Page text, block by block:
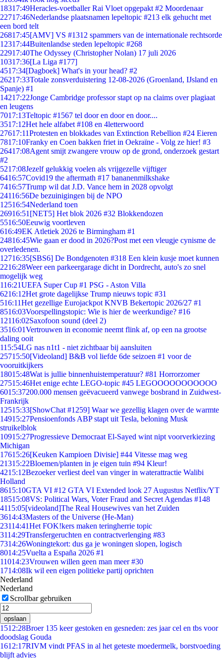
18317:49Heracles-voetballer Rai Vloet opgepakt #2 Moordenaar
22717:46Nederlandse plaatsnamen lepeltopic #213 elk gehucht met
een bord telt
26817:45[AMV] VS #1312 spammers van de internationale rechtsorde
12317:44Buitenlandse steden lepeltopic #268
22917:40The Odyssey (Christopher Nolan) 17 juli 2026
10317:36[La Liga #177]
4517:34[Dagboek] What's in your head? #2
26217:33Totale zonsverduistering 12-08-2026 (Groenland, IJsland en
Spanje) #1
14217:22Jonge Cambridge professor stapt op na claims over plagiaat
en leugens
7017:13Teltopic #1567 tel door en door en door....
3517:12Het hele alfabet #108 en 4letterwoord
27617:11Protesten en blokkades van Extinction Rebellion #24 Eieren
7817:10Franky en Coen bakken friet in Oekraïne - Volg ze hier! #3
26417:08Agent smijt zwangere vrouw op de grond, onderzoek gestart
#2
5217:08Jezelf gelukkig voelen als vrijgezelle vijftiger
6416:57Covid19 the aftermath #17 bananenmilkshake
7416:57Trump wil dat J.D. Vance hem in 2028 opvolgt
24116:56De bezuinigingen bij de NPO
12516:54Nederland toen
26916:51 [NET5] Het blok 2026 #32 Blokkendozen
5516:50Eeuwig voortleven
616:49EK Atletiek 2026 te Birmingham #1
24816:45Wie gaan er dood in 2026?Post met een vleugje cynisme de
overledenen.
12716:35[SBS6] De Bondgenoten #318 Een klein kusje moet kunnen
2216:28Weer een parkeergarage dicht in Dordrecht, auto's zo snel
mogelijk weg
116:21UEFA Super Cup #1 PSG - Aston Villa
6216:12Het grote dagelijkse Trump nieuws topic #31
516:11Het gezellige Eurojackpot KNVB Bekertopic 2026/27 #1
8516:03Voorspellingstopic: Wie is hier de weerkundige? #16
12116:02Saxofoon sound (deel 2)
3516:01Vertrouwen in economie neemt flink af, op een na grootse
daling ooit
115:54LG nas n1t1 - niet zichtbaar bij aansluiten
25715:50[Videoland] B&B vol liefde 6de seizoen #1 voor de
vooruitkijkers
18015:48Wat is jullie binnenhuistemperatuur? #81 Horrorzomer
27515:46Het enige echte LEGO-topic #45 LEGOOOOOOOOOOO
6015:37200.000 mensen geëvacueerd vanwege bosbrand in Zuidwest-
Frankrijk
12515:33[ShowChat #1259] Waar we gezellig klagen over de warmte
14915:27Pensioenfonds ABP stapt uit Tesla, beloning Musk
struikelblok
10915:27Progressieve Democraat El-Sayed wint nipt voorverkiezing
Michigan
17615:26[Keuken Kampioen Divisie] #44 Vitesse mag weg
21315:22Bloemen/planten in je eigen tuin #94 Kleur!
4215:12Bezoeker verliest deel van vinger in waterattractie Walibi
Holland
8615:10GTA VI #12 GTA VI Extended look 27 Augustus Netflix/YT
18515:08VS: Political Wars, Voter Fraud and Secret Agendas #148
4115:05[videoland]The Real Housewives van het Zuiden
3614:43Masters of the Universe (He-Man)
23114:41Het FOK!kers maken teringherrie topic
3114:29Transfergeruchten en contractverlenging #83
7314:26Woningtekort: dus ga je woningen slopen, logisch
8014:25Vuelta a España 2026 #1
11014:23Vrouwen willen geen man meer #30
1714:08Ik wil een eigen politieke partij oprichten
Nederland
Nederland
Scrollbar gebruiken
opslaan
1512:28Broer 135 keer gestoken en gesneden: zes jaar cel en tbs voor
doodslag Gouda
1612:17RIVM vindt PFAS in al het geteste moedermelk, borstvoeding
blijft advies